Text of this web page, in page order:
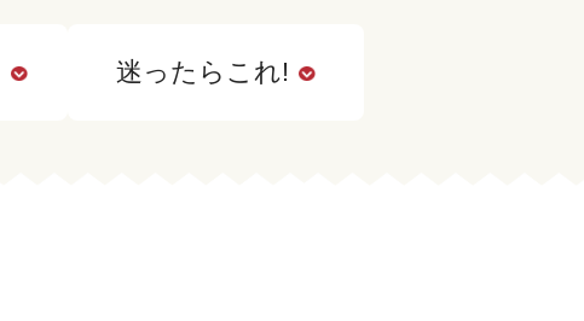
迷ったらこれ!